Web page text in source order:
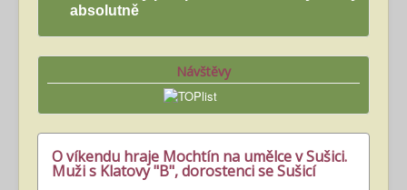
absolutně
Návštěvy
O víkendu hraje Mochtín na umělce v Sušici.
Muži s Klatovy "B", dorostenci se Sušicí